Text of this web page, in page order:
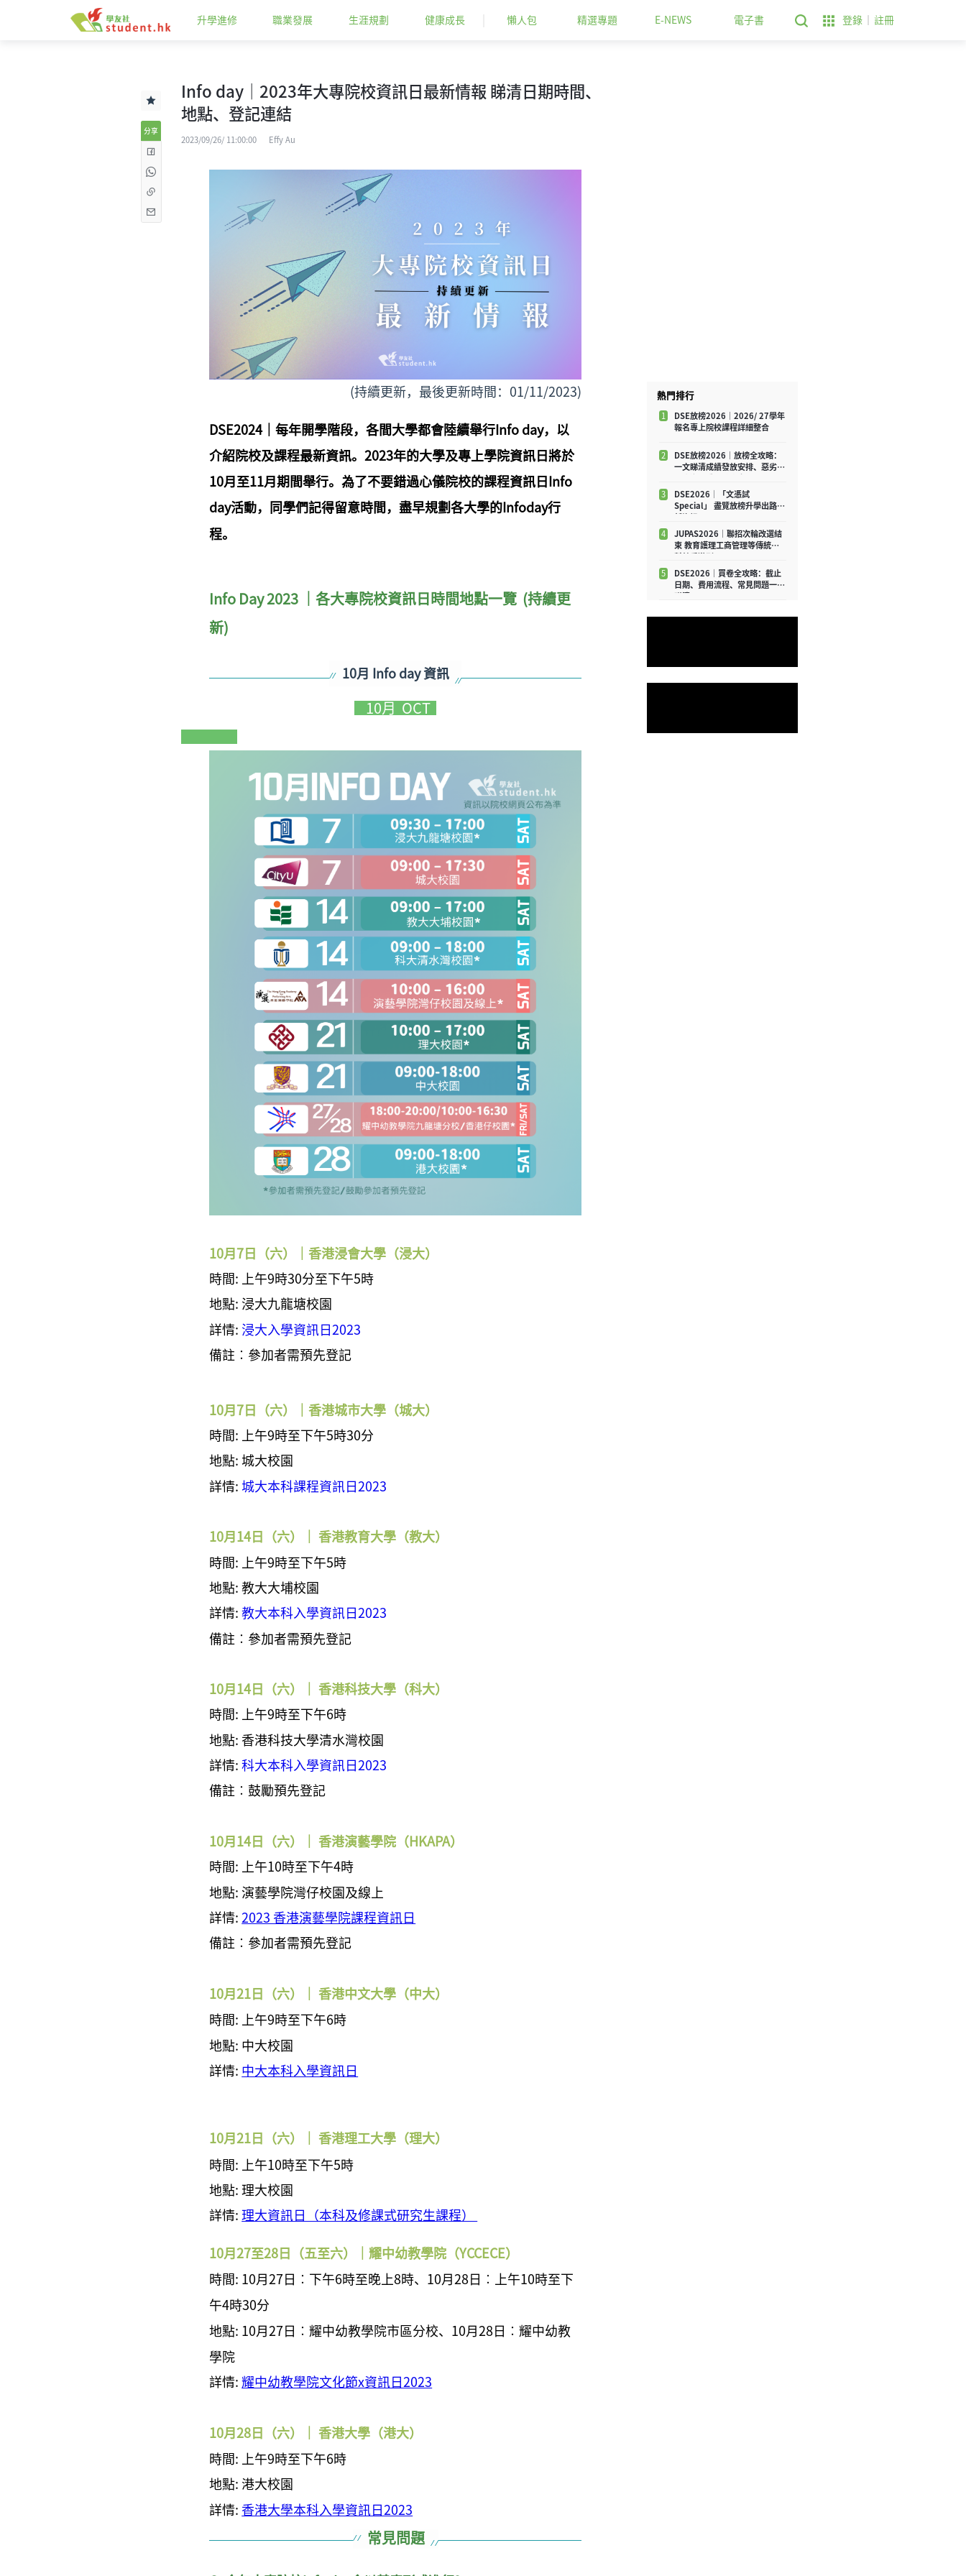
升學進修 職業發展 生涯規劃 健康成長 懶人包 精選專題 E-NEWS 電子書 登錄 註冊
分享
Info day｜2023年大專院校資訊日最新情報 睇清日期時間、
地點、登記連結
2023/09/26/ 11:00:00 Effy Au
(持續更新，最後更新時間：01/11/2023)
DSE2024｜每年開學階段，各間大學都會陸續舉行Info day，以
介紹院校及課程最新資訊。2023年的大學及專上學院資訊日將於
10月至11月期間舉行。為了不要錯過心儀院校的課程資訊日Info
day活動，同學們記得留意時間，盡早規劃各大學的 Infoday行
程。
Info Day 2023 ｜各大專院校資訊日 時間地點一覽 (持續更
新)
10月 Info day 資訊
10 月 OCT
10月7日（六）｜香港浸會大學（浸大）
時間: 上午9時30分至下午5時
地點: 浸大九龍塘校園
詳情: 浸大入學資訊日2023
備註︰參加者需預先登記
10月7日 （六）｜香港城市大學（城大）
時間:
上午9時至下午5時30分
地點: 城大校園
詳情: 城大本科課程資訊日2023
10月14日（六）｜ 香港教育大學（教大）
時間:
上午9時至下午5時
地點: 教大大埔校園
詳情:教大本科入學資訊日2023
備註︰參加者需預先登記
10月14日（六）｜ 香港科技大學（科大）
時間:
上午9時至下午6時
地點: 香港科技大學清水灣校園
詳情:科大本科入學資訊日2023
備註︰鼓勵預先登記
10月14日（六）｜ 香港演藝學院（HKAPA）
時間:
上午10時至下午4時
地點: 演藝學院灣仔校園及線上
詳情: 2023 香港演藝學院課程資訊日
備註︰ 參加者需預先登記
10月21日（六）｜ 香港中文大學（中大）
時間:
上午9時至下午6時
地點: 中大校園
詳情: 中大本科入學資訊日
10月21日（六）｜ 香港理工大學（理大）
時間:
上午10時至下午5時
地點: 理大校園
詳情: 理大資訊日（本科及修課式研究生課程）
10月27至28日（五至六）｜耀中幼教學院（YCCECE）
時間: 10月27日︰下午6時至晚上8時、 10月28日︰
上午10時至下
午4時30分
地點: 10月27日︰耀中幼教學院市區分校、
10月28日︰耀中幼教
學院
詳情:耀中幼教學院文化節x資訊日2023
10月28日（六）｜ 香港大學 （港大）
時間:
上午9時至下午6時
地點: 港大校園
詳情: 香港大學本科入學資訊日2023
常見問題
熱門排行
1
DSE放榜2026｜2026/ 27學年
報名專上院校課程詳細整合
2
DSE放榜2026｜放榜全攻略：
一文睇清成績發放安排、惡劣天
3
DSE2026│「文憑試
Special」 盡覽放榜升學出路最
4
JUPAS2026｜聯招次輪改選結
束 教育護理工商管理等傳統學
5
DSE2026｜買卷全攻略：截止
日期、費用流程、常見問題一文